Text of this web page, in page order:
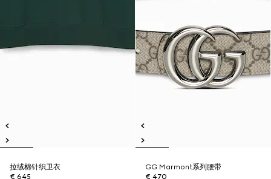
拉绒棉针织卫衣
€ 645
GG Marmont系列腰带
€ 470